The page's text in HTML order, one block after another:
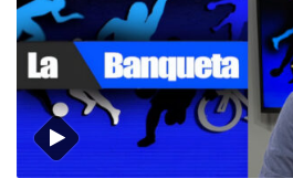
La Banqueta
Transmissions Esportives
Pòdcasts
Vídeos
A ritme de 2 x 4
La Banqueta
Calella va d’anècdotes
Coblejant